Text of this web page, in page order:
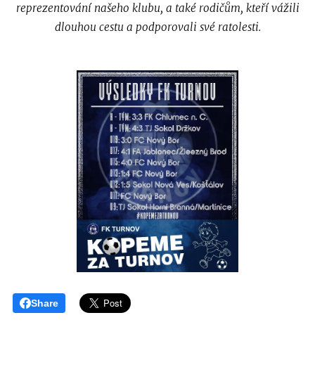
reprezentování našeho klubu, a také rodičům, kteří vážili
dlouhou cestu a podporovali své ratolesti.
Share